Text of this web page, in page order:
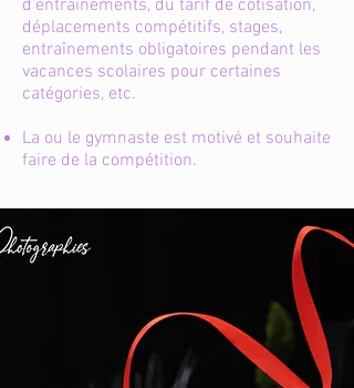
d’entraînements, du tarif de cotisation,
déplacements compétitifs, stages,
entraînements obligatoires pendant les
vacances scolaires pour certaines
catégories, etc.​
La ou le gymnaste est motivé et souhaite
faire de la compétition.